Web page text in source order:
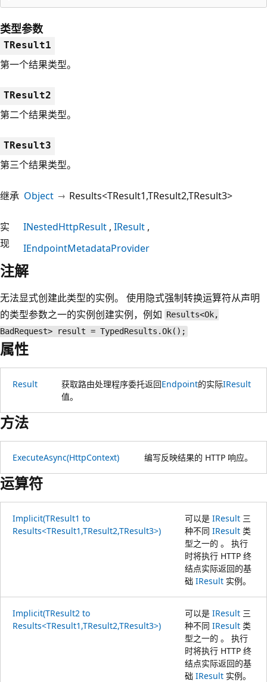
类型参数
TResult1
第一个结果类型。
TResult2
第二个结果类型。
TResult3
第三个结果类型。
继承 Object Results<TResult1,TResult2,TResult3>
实
现
INestedHttpResult IResult
IEndpointMetadataProvider
注解
无法显式创建此类型的实例。 使用隐式强制转换运算符从声明
的类型参数之一的实例创建实例，例如 Results<Ok,
BadRequest> result = TypedResults.Ok();
属性
Result 获取路由处理程序委托返回Endpoint的实际IResult
值。
方法
ExecuteAsync(HttpContext) 编写反映结果的 HTTP 响应。
运算符
Implicit(TResult1 to
Results<TResult1,TResult2,TResult3>)
可以是 IResult 三
种不同 IResult 类
型之一的 。 执行
时将执行 HTTP 终
结点实际返回的基
础 IResult 实例。
Implicit(TResult2 to
Results<TResult1,TResult2,TResult3>)
可以是 IResult 三
种不同 IResult 类
型之一的 。 执行
时将执行 HTTP 终
结点实际返回的基
础 IResult 实例。